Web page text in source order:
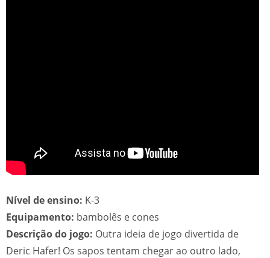
Nível de ensino: K-3
Equipamento: bambolês e cones
Descrição do jogo: Outra ideia de jogo divertida de
Deric Hafer! Os sapos tentam chegar ao outro lado,